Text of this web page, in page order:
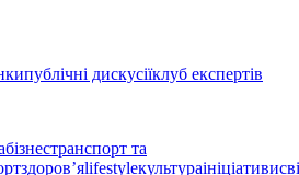
публічні дискусіїклуб експертів
бізнестранспорт та
здоровʼяlifestyleкультураініціативи